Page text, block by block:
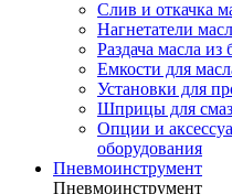
Слив и откачка
Нагнетатели
Раздача масла из
Емкости для
Установки для
Шприцы для
Опции и
оборудования
Пневмоинструмент
Пневмоинструмент